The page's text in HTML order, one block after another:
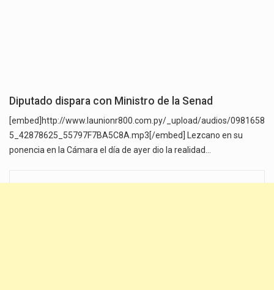
Diputado dispara con Ministro de la Senad
[embed]http://www.launionr800.com.py/_upload/audios/0981658
5_42878625_55797F7BA5C8A.mp3[/embed] Lezcano en su
ponencia en la Cámara el día de ayer dio la realidad…